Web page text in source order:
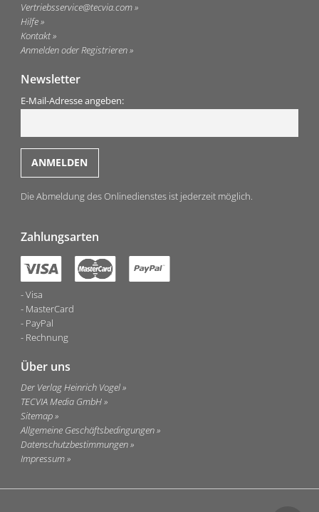
Vertriebsservice@tecvia.com
Hilfe
Kontakt
Anmelden oder Registrieren
Newsletter
E-Mail-Adresse angeben:
Die Abmeldung des Onlinedienstes ist jederzeit möglich.
Zahlungsarten
Visa
MasterCard
PayPal
Rechnung
Über uns
Der Verlag Heinrich Vogel
TECVIA Media GmbH
Sitemap
Allgemeine Geschäftsbedingungen
Datenschutzbestimmungen
Impressum